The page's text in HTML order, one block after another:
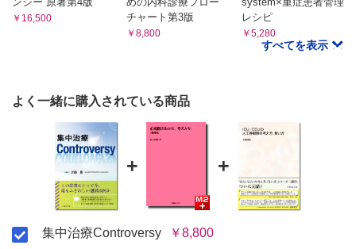
総 論
ICUにおける低血糖発作
22. ICUにおける血液疾患はどのように診療すべきか？〈高橋康之〉
総 論
治 療
予 後
23. ICUにおける鎮静鎮痛管理はどのように行うべきか？〈福山唯太〉
はじめに
鎮痛の基礎知識
鎮静の基礎知識
せん妄の基礎知識
祐太郎〉
13. ICUにおいて，神経集中治療はどのように行うべきか？
〈岡𥔎智哉〉
総 論
どのような脳神経モニタリングデバイスがあるか？
脳神経モニタリングは脳予後を改善するか
治 療
予 後
14. ICUにおける敗血症性脳症の診療はどのように行うべき
￥16,500
チャート第3版
￥8,800
レシピ
￥5,280
すべてを表示
よく一緒に購入されている商品
+ +
集中治療Controversy ￥8,800